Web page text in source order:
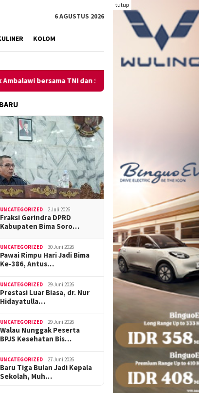
tutup
6 AGUSTUS 2026
KOLOM
TNI dan SatPolPP Sita Minuman Keras
UNCATEGORIZED 2 Juli 2026
Fraksi Gerindra DPRD
Kabupaten Bima Soro…
UNCATEGORIZED 30 Juni 2026
Pawai Rimpu Hari Jadi Bima
Ke-386, Antus…
UNCATEGORIZED 29 Juni 2026
Prestasi Luar Biasa, dr. Nur
Hidayatulla…
UNCATEGORIZED 29 Juni 2026
Walau Nunggak Peserta
BPJS Kesehatan Bis…
UNCATEGORIZED 27 Juni 2026
Baru Tiga Bulan Jadi Kepala
Sekolah, Muh…